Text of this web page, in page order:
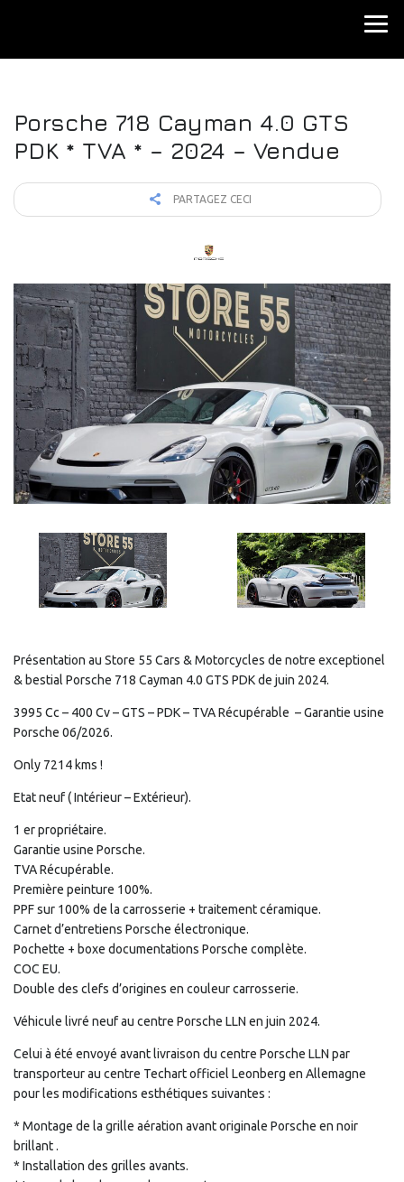
Porsche 718 Cayman 4.0 GTS
PDK * TVA * – 2024 – Vendue
PARTAGEZ CECI
Présentation au Store 55 Cars & Motorcycles de notre exceptionel
& bestial Porsche 718 Cayman 4.0 GTS PDK de juin 2024.
3995 Cc – 400 Cv – GTS – PDK – TVA Récupérable – Garantie usine
Porsche 06/2026.
Only 7214 kms !
Etat neuf ( Intérieur – Extérieur).
1 er propriétaire.
Garantie usine Porsche.
TVA Récupérable.
Première peinture 100%.
PPF sur 100% de la carrosserie + traitement céramique.
Carnet d’entretiens Porsche électronique.
Pochette + boxe documentations Porsche complète.
COC EU.
Double des clefs d’origines en couleur carrosserie.
Véhicule livré neuf au centre Porsche LLN en juin 2024.
Celui à été envoyé avant livraison du centre Porsche LLN par
transporteur au centre Techart officiel Leonberg en Allemagne
pour les modifications esthétiques suivantes :
* Montage de la grille aération avant originale Porsche en noir
brillant .
* Installation des grilles avants.